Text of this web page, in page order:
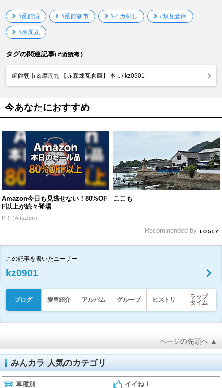
#函館湾 #函館朝市 #イカ刺し #煉瓦倉庫
#摩周丸
タグの関連記事( #函館湾 )
函館朝市＆摩周丸 【赤森煉瓦倉庫】 本 .../ kz0901
今あなたにおすすめ
Amazon今日も見逃せない！80%OF
F以上が続々登場
PR（Amazon）
ここも
Recommended by
この記事を書いたユーザー
kz0901
ブログ 愛車紹介 アルバム グループ ヒストリ
ラップ
タイム
ページの先頭へ ▲
みんカラ 人気のカテゴリ
車種別 イイね！